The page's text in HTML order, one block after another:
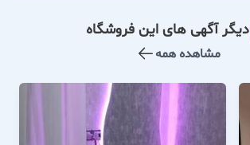
دیگر آگهی های این فروشگاه
مشاهده همه